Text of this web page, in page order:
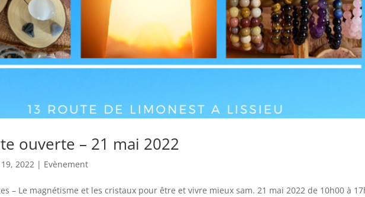
ouverte – 21 mai 2022
2022 | Evènement
– Le magnétisme et les cristaux pour être et vivre mieux sam. 21 mai 2022 de 10h00 à